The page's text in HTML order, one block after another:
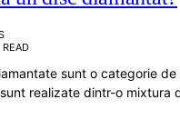
sunt o categorie
realizate dintr-o mixtura